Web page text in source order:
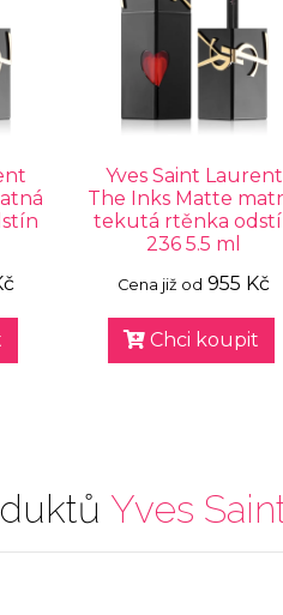
Yves Saint Laurent
The Inks Matte
tekutá rtěnka
236 5.5 ml
Cena již od 955 Kč
Chci koupit
Yves